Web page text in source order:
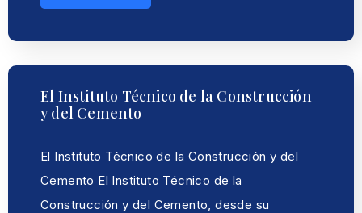
El Instituto Técnico de la Construcción
y del Cemento
El Instituto Técnico de la Construcción y del
Cemento El Instituto Técnico de la
Construcción y del Cemento, desde su